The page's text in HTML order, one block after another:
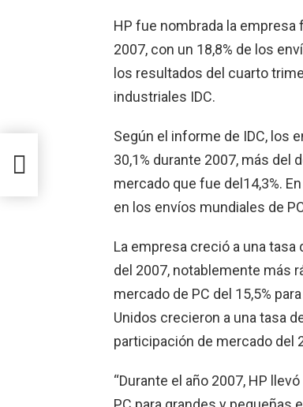
HP fue nombrada la
2007, con un 18,8% de los
los resultados del cuarto
industriales IDC.
Según el informe de IDC, los
30,1% durante 2007, más del
mercado que fue del14,3%.
en los envíos mundiales de
La empresa creció a una
del 2007, notablemente más
mercado de PC del 15,5%
Unidos crecieron a una tasa
participación de mercado del
“Durante el año 2007, HP